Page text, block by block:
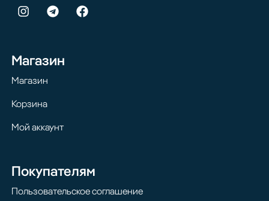
Магазин
Магазин
Корзина
Мой аккаунт
Покупателям
Пользовательское соглашение